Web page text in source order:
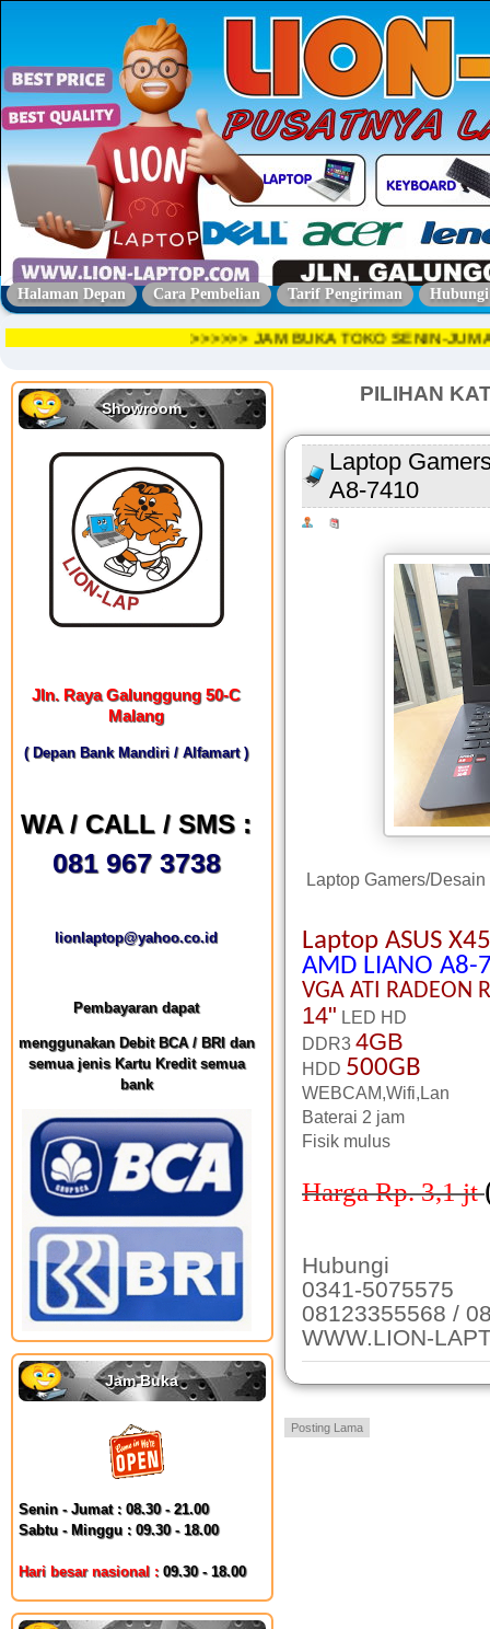
Halaman Depan Cara Pembelian Tarif Pengiriman
>>>>>> JAM BUKA TOKO SENIN-
Showroom
Jln. Raya Galunggung 50-C
Malang
( Depan Bank Mandiri / Alfamart )
WA / CALL / SMS :
081 967 3738
lionlaptop@yahoo.co.id
Pembayaran dapat
menggunakan Debit BCA / BRI dan
semua jenis Kartu Kredit semua
bank
Jam Buka
Senin - Jumat : 08.30 - 21.00
Sabtu - Minggu : 09.30 - 18.00
Hari besar nasional : 09.30 - 18.00
PILIHAN
Laptop
A8-7410
Laptop Gamers/Desain
Laptop ASUS
AMD LIANO A8-
VGA AT RADEON
14" LED HD
DDR3 4GB
HDD 500GB
WEBCAM,Wifi,Lan
Baterai 2 jam
Fisik mulus
Harga Rp. 3,1jt
Hubungi
0341-5075575
08123355568 /
WWW.LION-
Posting Lama